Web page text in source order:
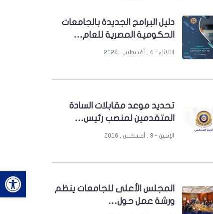
دليل البرامج الجديدة بالجامعات
الحكومية المصرية للعام…
الثلاثاء - 4 , أغسطس , 2026
تحديد موعد مقابلات السادة
المتقدمين لمنصب رئيس…
الإثنين - 3 , أغسطس , 2026
المجلس الأعلى للجامعات ينظم
ورشة عمل حول…